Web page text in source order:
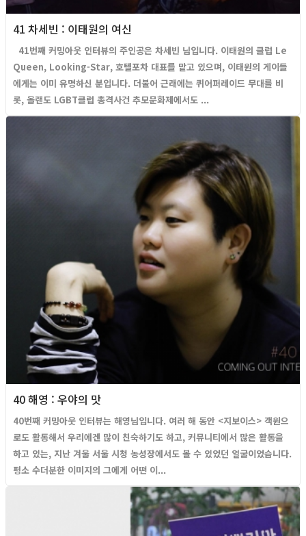
41 차세빈 : 이태원의 여신
41번째 커밍아웃 인터뷰의 주인공은 차세빈 님입니다. 이태원의 클럽 Le
Queen, Looking-Star, 호텔포차 대표를 맡고 있으며, 이태원의 게이들
에게는 이미 유명하신 분입니다. 더불어 근래에는 퀴어퍼레이드 무대를 비
롯, 올랜도 LGBT클럽 총격사건 추모문화제에서도 ...
40 해영 : 우야의 맛
40번째 커밍아웃 인터뷰는 해영님입니다. 여러 해 동안 <지보이스> 객원으
로도 활동해서 우리에겐 많이 친숙하기도 하고, 커뮤니티에서 많은 활동을
하고 있는, 지난 겨울 서울 시청 농성장에서도 볼 수 있었던 얼굴이었습니다.
평소 수더분한 이미지의 그에게 어떤 이...